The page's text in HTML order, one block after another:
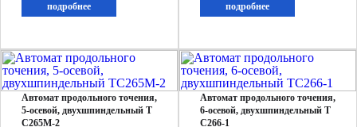
подробнее подробнее
Автомат продольного точения,
5-осевой, двухшпиндельный T
C265M-2
Автомат продольного точения,
6-осевой, двухшпиндельный T
C266-1